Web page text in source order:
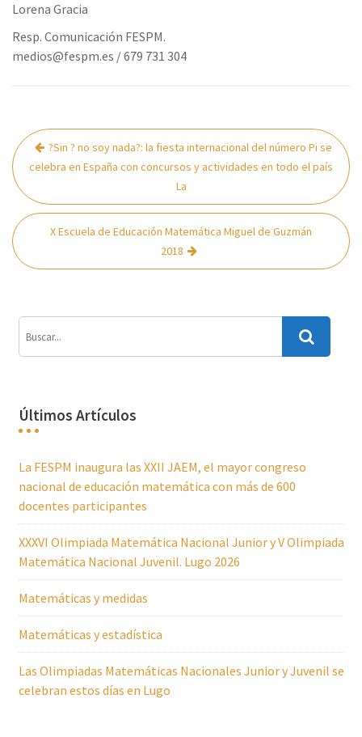
Lorena Gracia
Resp. Comunicación FESPM.
medios@fespm.es / 679 731 304
Navegación
de
entradas
?Sin ? no soy nada?: la fiesta internacional del número Pi se
celebra en España con concursos y actividades en todo el país
La
X Escuela de Educación Matemática Miguel de Guzmán
2018
Últimos Artículos
La FESPM inaugura las XXII JAEM, el mayor congreso
nacional de educación matemática con más de 600
docentes participantes
XXXVI Olimpiada Matemática Nacional Junior y V Olimpiada
Matemática Nacional Juvenil. Lugo 2026
Matemáticas y medidas
Matemáticas y estadística
Las Olimpiadas Matemáticas Nacionales Junior y Juvenil se
celebran estos días en Lugo